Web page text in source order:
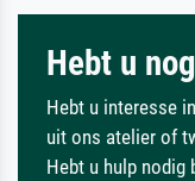
Hebt u
Hebt u interesse
uit ons atelier of
Hebt u hulp nodig